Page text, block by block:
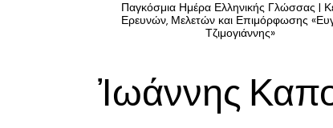
Παγκόσμια Ημέρα Ελληνικής Γλώσσας |
Ερευνών, Μελετών και Επιμόρφωσης
Τζιμογιάννης»
Ἰωάννης